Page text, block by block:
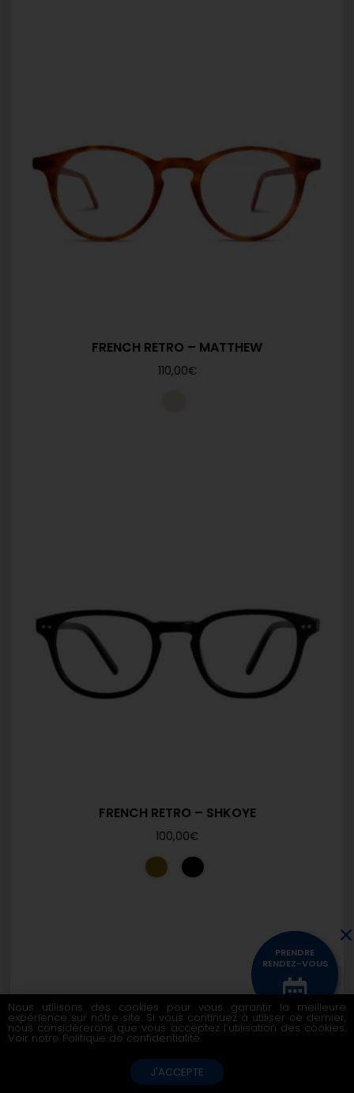
FRENCH RETRO – MATTHEW
110,00€
FRENCH RETRO – SHKOYE
100,00€
PRENDRE
RENDEZ-VOUS
CONTACTEZ
Nous utilisons des cookies pour vous garantir la meilleure
expérience sur notre site. Si vous continuez à utiliser ce dernier,
nous considérerons que vous acceptez l’utilisation des cookies.
Voir notre Politique de confidentialité
J'ACCEPTE